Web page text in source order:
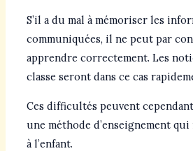
S’il a du mal à mémoriser les
communiquées, il ne peut par
apprendre correctement. Les
classe seront dans ce cas
Ces difficultés peuvent
une méthode d’enseignement
à l’enfant.